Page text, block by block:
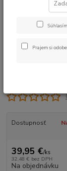
Ventil
Dostupnosť
39,95 €/ks
32,48 € bez DPH
Na objednávku
Prajem si